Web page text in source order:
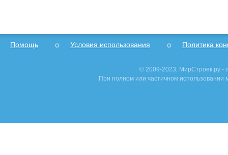
Помощь Условия использования Политика
© 2009-2023, МирСтроек.ру -
При полном или частичном использовании